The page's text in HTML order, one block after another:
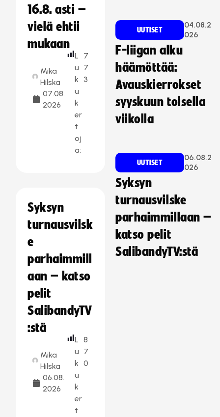
16.8. asti –
vielä ehtii
mukaan
Mika
Hilska
07.08.
2026
L
u
k
u
k
er
t
oj
a:
7
7
3
Syksyn
turnausvilsk
e
parhaimmill
aan – katso
pelit
SalibandyTV
:stä
Mika
Hilska
06.08.
2026
L
u
k
u
k
er
t
8
7
0
UUTISET
04.08.2
026
F-liigan alku
häämöttää:
Avauskierrokset
syyskuun toisella
viikolla
UUTISET
06.08.2
026
Syksyn
turnausvilske
parhaimmillaan –
katso pelit
SalibandyTV:stä